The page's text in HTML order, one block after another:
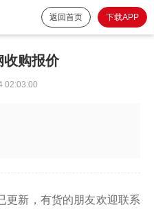
返回首页 下载APP
收购报价
02:03:00
更新，有货的朋友欢迎联系